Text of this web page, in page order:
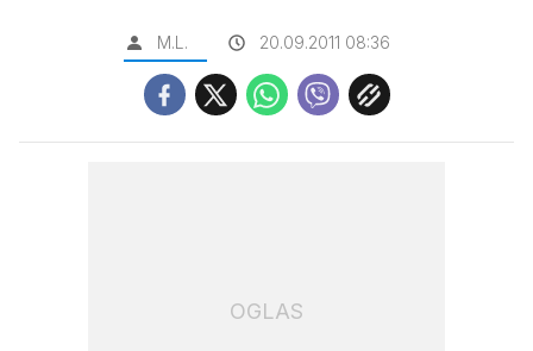
M.L. 20.09.2011 08:36
OGLAS